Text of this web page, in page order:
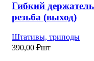
Гибкий
резьба (выход)
Штативы, триподы
390,00 ₽шт